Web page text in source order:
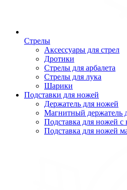
Стрелы
Аксессуары для стрел
Дротики
Стрелы для арбалета
Стрелы для лука
Шарики
Подставки для ножей
Держатель для ножей
Магнитный держатель
Подставка для ножей с
Подставка для ножей